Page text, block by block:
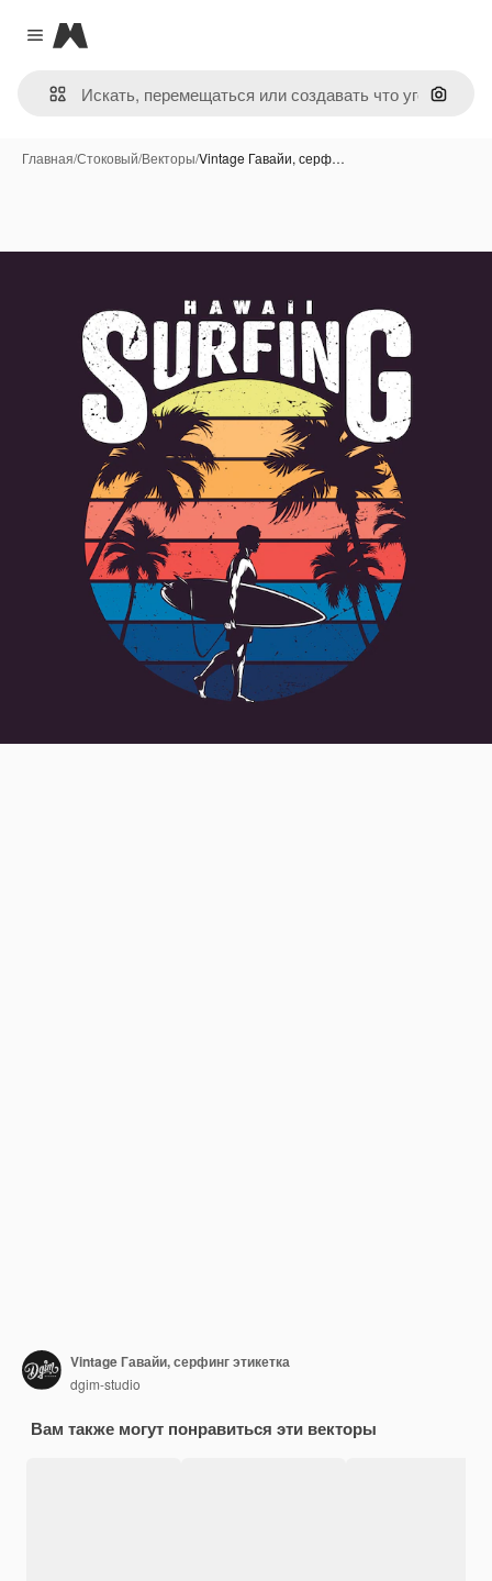
Close menu
Magnific
Поиск
Главная/Стоковый/Векторы/Vintage Гавайи, серф…
Vintage Гавайи, серфинг этикетка
dgim-studio
Вам также могут понравиться эти векторы